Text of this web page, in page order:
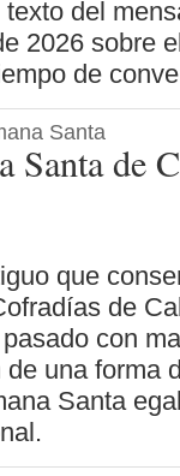
del
2026 sobre
de
Santa
Santa de
que
de
con
una forma
Santa